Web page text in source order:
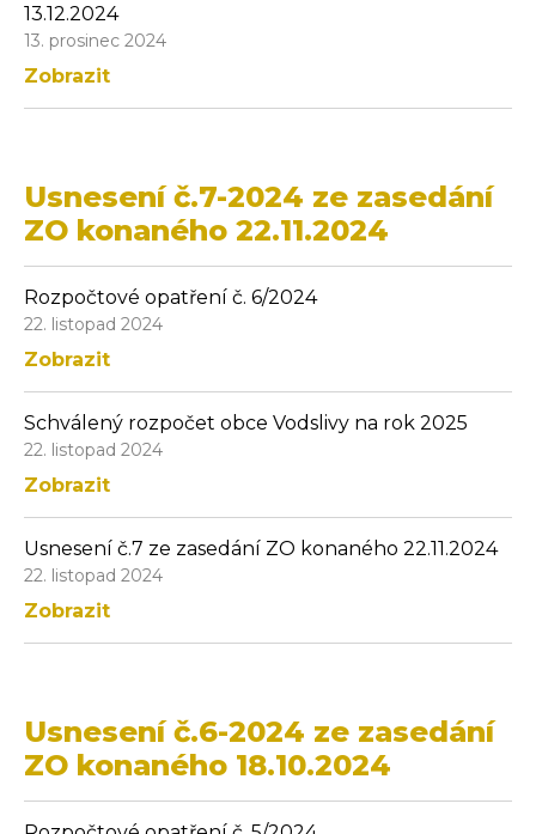
13.12.2024
13. prosinec 2024
Zobrazit
Usnesení č.7-2024 ze zasedání
ZO konaného 22.11.2024
Rozpočtové opatření č. 6/2024
22. listopad 2024
Zobrazit
Schválený rozpočet obce Vodslivy na rok 2025
22. listopad 2024
Zobrazit
Usnesení č.7 ze zasedání ZO konaného 22.11.2024
22. listopad 2024
Zobrazit
Usnesení č.6-2024 ze zasedání
ZO konaného 18.10.2024